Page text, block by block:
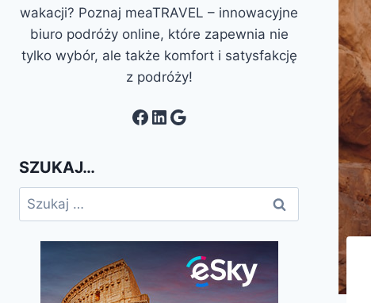
wakacji? Poznaj meaTRAVEL – innowacyjne
biuro podróży online, które zapewnia nie
tylko wybór, ale także komfort i satysfakcję
z podróży!
Facebook
LinkedIn
Google
SZUKAJ…
Szukaj: